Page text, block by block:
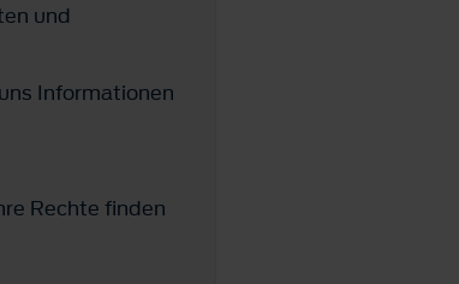
und
Informationen
Rechte finden